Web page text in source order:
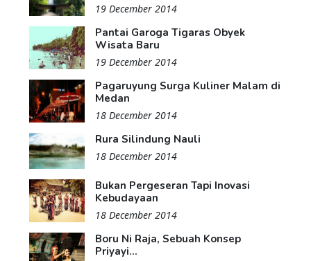
19 December 2014
Pantai Garoga Tigaras Obyek
Wisata Baru
19 December 2014
Pagaruyung Surga Kuliner Malam di
Medan
18 December 2014
Rura Silindung Nauli
18 December 2014
Bukan Pergeseran Tapi Inovasi
Kebudayaan
18 December 2014
Boru Ni Raja, Sebuah Konsep
Priyayi...